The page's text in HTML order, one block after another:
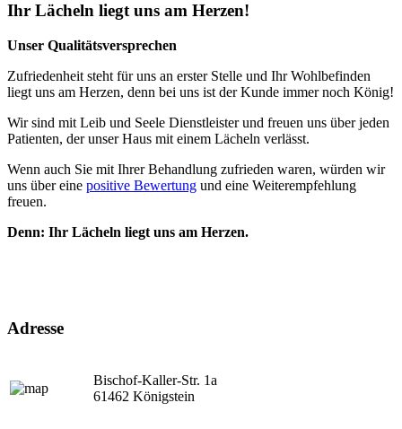
Ihr Lächeln liegt uns am Herzen!
Unser Qualitätsversprechen
Zufriedenheit steht für uns an erster Stelle und Ihr Wohlbefinden
liegt uns am Herzen, denn bei uns ist der Kunde immer noch König!
Wir sind mit Leib und Seele Dienstleister und freuen uns über jeden
Patienten, der unser Haus mit einem Lächeln verlässt.
Wenn auch Sie mit Ihrer Behandlung zufrieden waren, würden wir
uns über eine positive Bewertung und eine Weiterempfehlung
freuen.
Denn: Ihr Lächeln liegt uns am Herzen.
Adresse
Bischof-Kaller-Str. 1a
61462 Königstein